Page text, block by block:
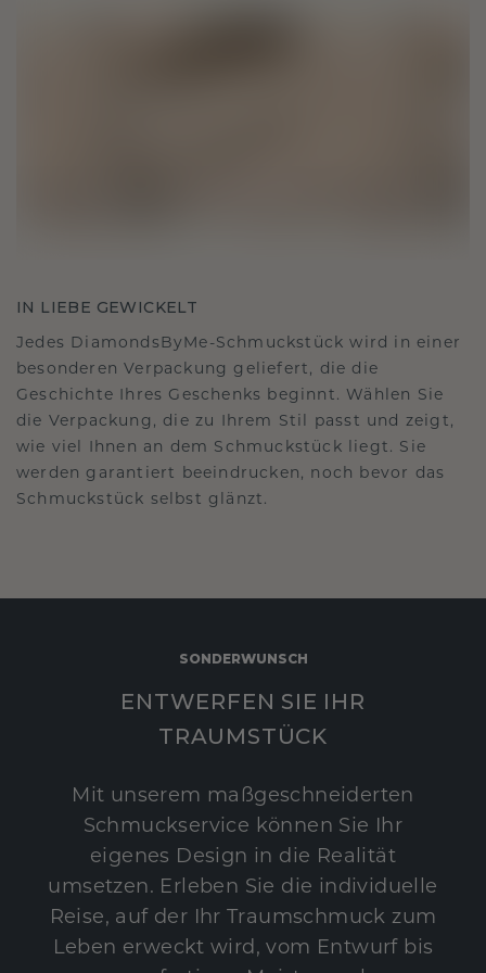
IN LIEBE GEWICKELT
Jedes DiamondsByMe-Schmuckstück wird in einer
besonderen Verpackung geliefert, die die
Geschichte Ihres Geschenks beginnt. Wählen Sie
die Verpackung, die zu Ihrem Stil passt und zeigt,
wie viel Ihnen an dem Schmuckstück liegt. Sie
werden garantiert beeindrucken, noch bevor das
Schmuckstück selbst glänzt.
SONDERWUNSCH
ENTWERFEN SIE IHR
TRAUMSTÜCK
Mit unserem maßgeschneiderten
Schmuckservice können Sie Ihr
eigenes Design in die Realität
umsetzen. Erleben Sie die individuelle
Reise, auf der Ihr Traumschmuck zum
Leben erweckt wird, vom Entwurf bis